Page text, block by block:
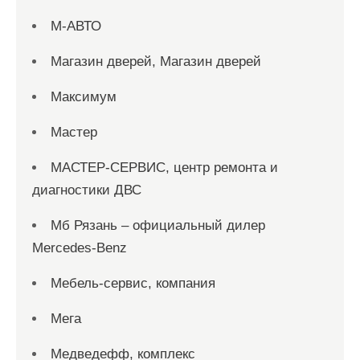
М-АВТО
Магазин дверей, Магазин дверей
Максимум
Мастер
МАСТЕР-СЕРВИС, центр ремонта и
диагностики ДВС
Мб Рязань – официальный дилер
Mercedes-Benz
Мебель-сервис, компания
Мега
Медведефф, комплекс